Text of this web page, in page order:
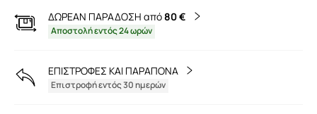
ΔΩΡΕΑΝ ΠΑΡΑΔΟΣΗ από80 €
Αποστολή εντός 24 ωρών
ΕΠΙΣΤΡΟΦΕΣ ΚΑΙ ΠΑΡΑΠΟΝΑ
Επιστροφή εντός 30 ημερών